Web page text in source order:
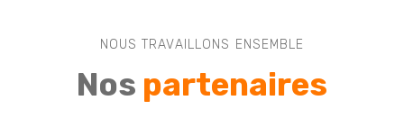
NOUS TRAVAILLONS ENSEMBLE
Nos partenaires